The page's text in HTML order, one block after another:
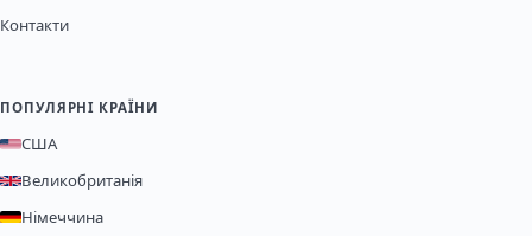
Контакти
ПОПУЛЯРНІ КРАЇНИ
США
Великобританія
Німеччина